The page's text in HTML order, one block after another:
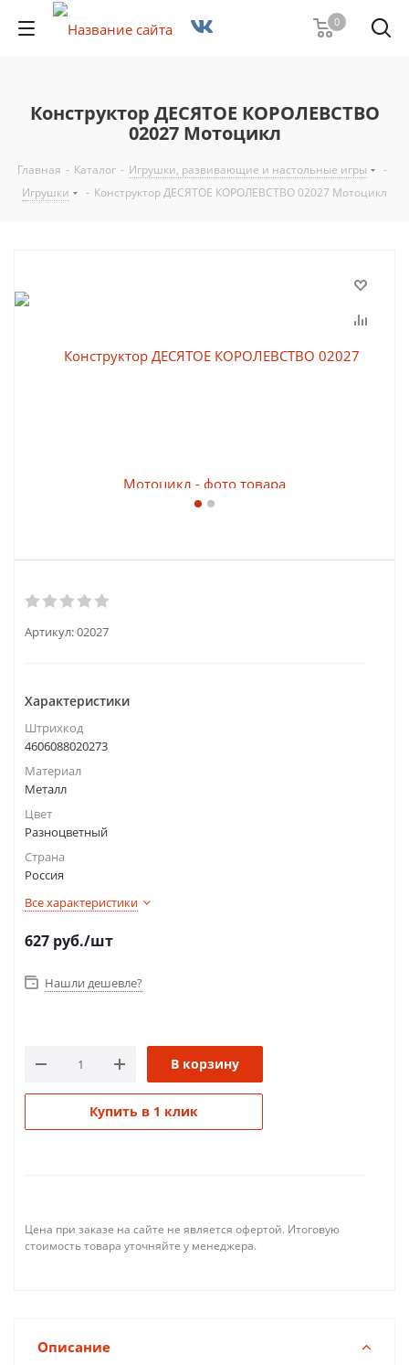
0
Конструктор ДЕСЯТОЕ КОРОЛЕВСТВО
02027 Мотоцикл
Главная - Каталог - Игрушки, развивающие и настольные игры
-
Игрушки
- Конструктор ДЕСЯТОЕ КОРОЛЕВСТВО 02027 Мотоцикл
Артикул:02027
Характеристики
Штрихкод
4606088020273
Материал
Металл
Цвет
Разноцветный
Страна
Россия
Все характеристики
627 руб./шт
Нашли дешевле?
В корзину
Купить в 1 клик
Цена при заказе на сайте не является офертой. Итоговую
стоимость товара уточняйте у менеджера.
Описание